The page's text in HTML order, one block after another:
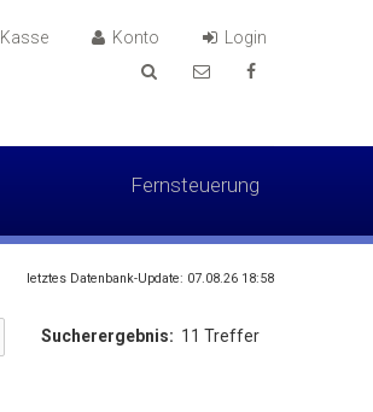
Kasse Konto Login
Fernsteuerung
letztes Datenbank-Update: 07.08.26 18:58
Sucherergebnis: 11 Treffer